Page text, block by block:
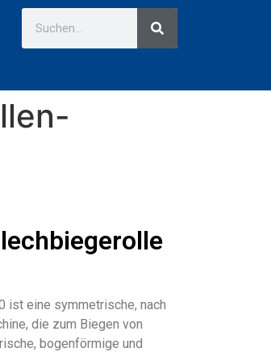
ist eine symmetrische, nach
die zum Biegen von
bogenförmige und